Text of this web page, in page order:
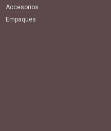
Accesorios
Empaques